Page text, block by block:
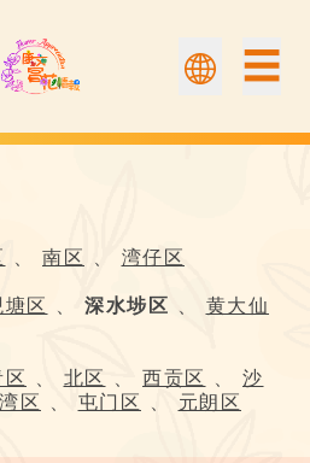
☰
康文賞花情報
、 南区 、 湾仔区
塘区 、 深水埗区 、 黄大仙
、 北区 、 西贡区 、 沙
区 、 屯门区 、 元朗区